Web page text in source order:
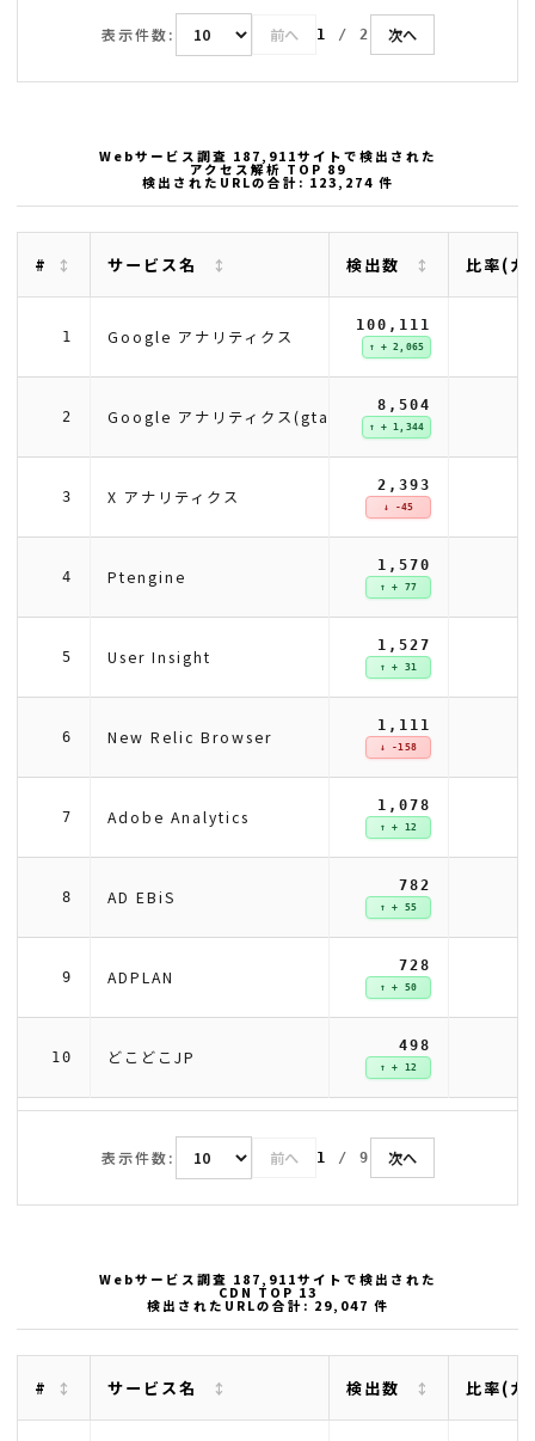
表示件数: 前へ 1 / 2 次へ
Webサービス調査 187,911サイトで検出された
アクセス解析 TOP 89
検出されたURLの合計: 123,274 件
# サービス名 検出数 比率(
1 Google アナリティクス
100,111
↑ + 2,065
2 Google アナリティクス(gtag)
8,504
↑ + 1,344
3 X アナリティクス
2,393
↓ -45
4 Ptengine
1,570
↑ + 77
5 User Insight
1,527
↑ + 31
6 New Relic Browser
1,111
↓ -158
7 Adobe Analytics
1,078
↑ + 12
8 AD EBiS
782
↑ + 55
9 ADPLAN
728
↑ + 50
10 どこどこJP
498
↑ + 12
表示件数: 前へ 1 / 9 次へ
Webサービス調査 187,911サイトで検出された
CDN TOP 13
検出されたURLの合計: 29,047 件
# サービス名 検出数 比率(